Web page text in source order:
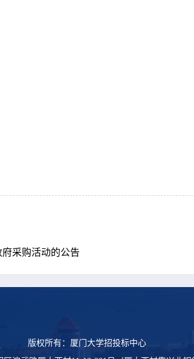
采购活动的公告
版权所有：厦门大学招投标中心